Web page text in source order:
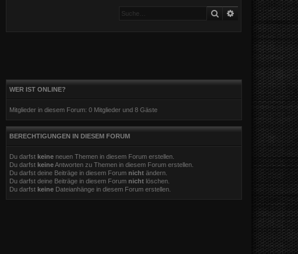
Suche Erweiterte Suche
Nächste
WER IST ONLINE?
Mitglieder in diesem Forum: 0 Mitglieder und 8 Gäste
BERECHTIGUNGEN IN DIESEM FORUM
Du darfst keineneuen Themen in diesem Forum erstellen.
Du darfst keineAntworten zu Themen in diesem Forum erstellen.
Du darfst deine Beiträge in diesem Forum nichtändern.
Du darfst deine Beiträge in diesem Forum nichtlöschen.
Du darfst keineDateianhänge in diesem Forum erstellen.